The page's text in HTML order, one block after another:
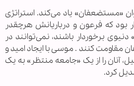
«مستضعفان» یاد می‌کند. استراتژی
بود که فرعون و درباریانش هرچقدر
دنیوی برخوردار باشند، نمی‌توانند در
مقاومت کنند . موسی با ایجاد امید و
آنان را از یک «جامعه منتظر» به یک
کرد.